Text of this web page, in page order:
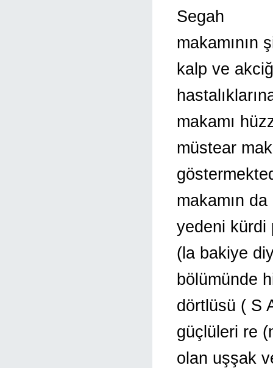
Segah
makamının
kalp ve
makamı
müstear
makamın
yedeni kürdi
(la bakiye
bölümünde
dörtlüsü ( S
güçlüleri re
olan uşşak